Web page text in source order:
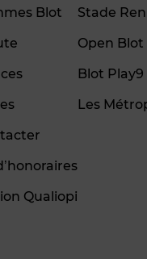
Blot
Qualiopi
Stade
Open Blot
Blot Play9
Les